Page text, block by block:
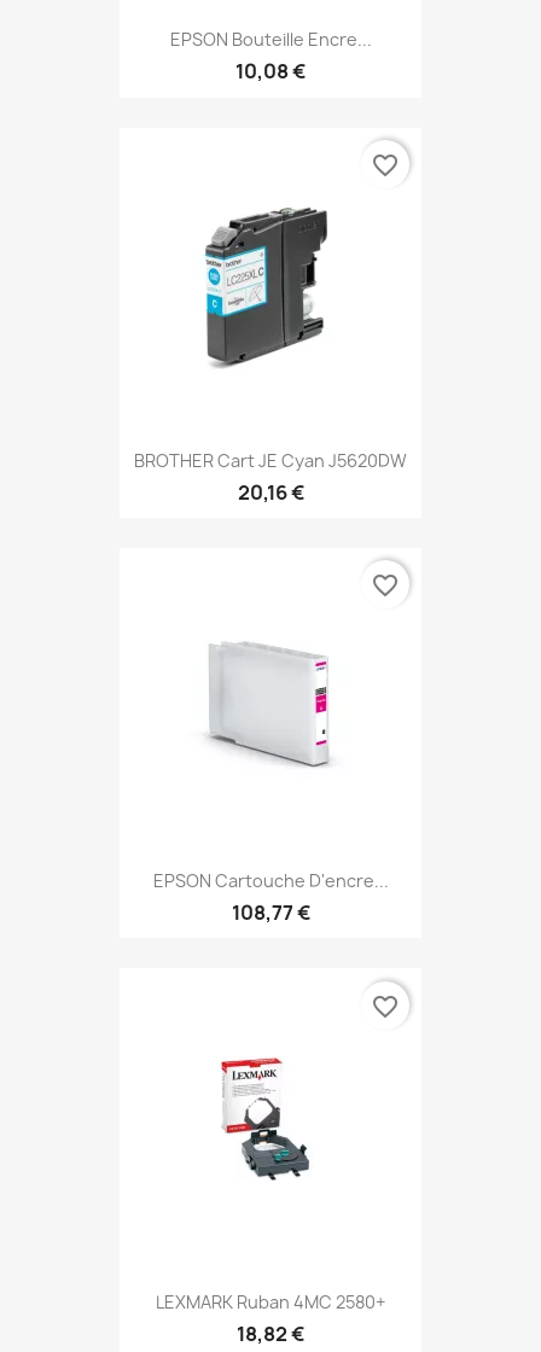
EPSON Bouteille Encre...
10,08 €
BROTHER Cart JE Cyan J5620DW
20,16 €
favorite_border
EPSON Cartouche D'encre...
108,77 €
favorite_border
LEXMARK Ruban 4MC 2580+
18,82 €
favorite_border